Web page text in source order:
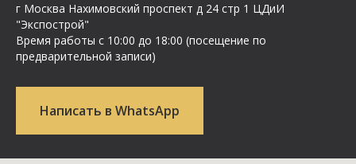
г Москва Нахимовский проспект д 24 стр 1 ЦДиИ
"Экспострой"
Время работы с 10:00 до 18:00 (посещение по
предварительной записи)
Написать в WhatsApp